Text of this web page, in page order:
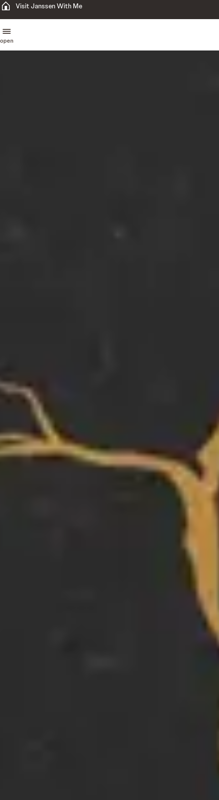
Visit Janssen With Me
open